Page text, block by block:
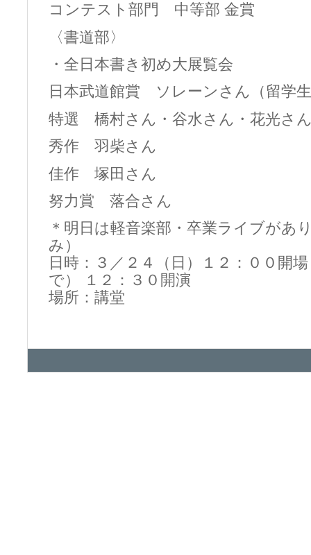
コンテスト部門 中等部 金賞
〈書道部〉
・全日本書き初め大展覧会
日本武道館賞 ソレーンさん（留学
特選 橋村さん・谷水さん・花光さ
秀作 羽柴さん
佳作 塚田さん
努力賞 落合さん
＊明日は軽音楽部・卒業ライブがあ
み）
日時：３／２４（日）１２：００開
で） １２：３０開演
場所：講堂